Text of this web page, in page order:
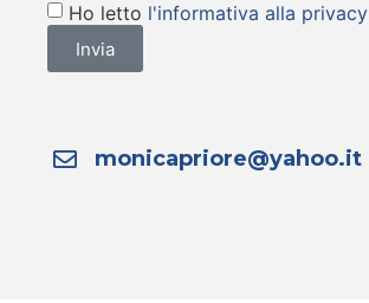
Ho letto l'informativa alla privacy
Invia
monicapriore@yahoo.it